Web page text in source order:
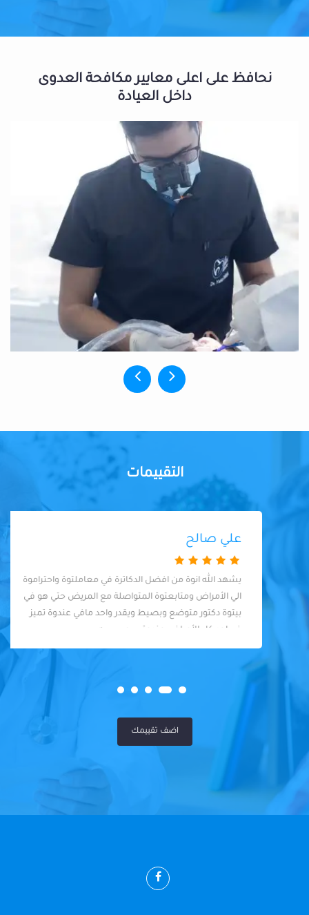
نحافظ على اعلى معايير مكافحة العدوى
داخل العيادة
التقييمات
علي صالح
يشهد الله انوة من افضل الدكاترة في معاملتوة واحتراموة
الي الأمراض ومتابعتوة المتواصلة مع المريض حتي هو في
بيتوة دكتور متوضع وبصيط ويقدر واحد مافي عندوة تميز
في احد كل الأمراض عندوة سوي سيه
اضف تقييمك